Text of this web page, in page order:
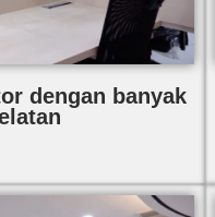
dengan banyak